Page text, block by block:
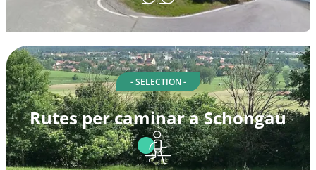
- SELECTION -
Rutes per caminar a Schongau